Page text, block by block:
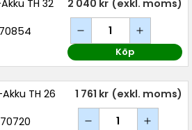
TH 32
2 040 kr (exkl. moms)
Köp
TH 26
1 761 kr (exkl. moms)